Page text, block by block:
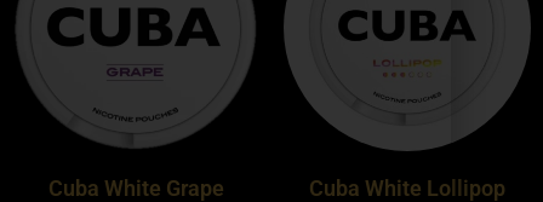
Cuba White Grape Cuba White Lollipop